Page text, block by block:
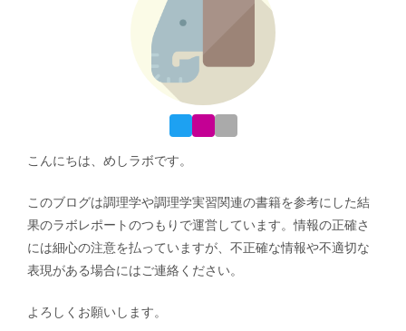
こんにちは、めしラボです。
このブログは調理学や調理学実習関連の書籍を参考にした結
果のラボレポートのつもりで運営しています。情報の正確さ
には細心の注意を払っていますが、不正確な情報や不適切な
表現がある場合にはご連絡ください。
よろしくお願いします。